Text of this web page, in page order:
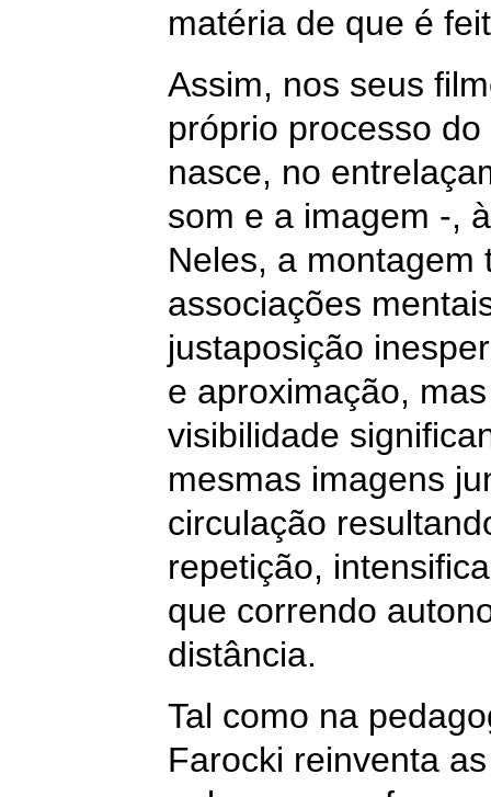
matéria de que é
Assim, nos seus
próprio processo
nasce, no
som e a imagem -,
Neles, a montagem
associações
justaposição
e aproximação,
visibilidade
mesmas imagens
circulação
repetição,
que correndo
distância.
Tal como na
Farocki reinventa